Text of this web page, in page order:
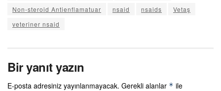
Non-steroid Antienflamatuar
nsaid nsaids
Vetaş
veteriner nsaid
Bir yanıt yazın
E-posta adresiniz yayınlanmayacak. Gerekli alanlar * ile